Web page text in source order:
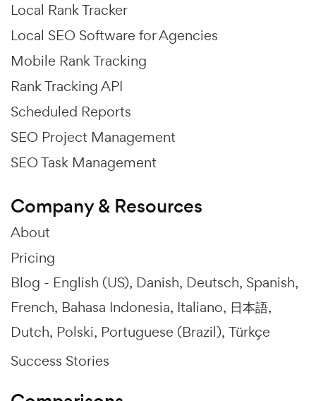
Local Rank Tracker
Local SEO Software for Agencies
Mobile Rank Tracking
Rank Tracking API
Scheduled Reports
SEO Project Management
SEO Task Management
Company & Resources
About
Pricing
Blog - English (US) Danish Deutsch Spanish
French Bahasa Indonesia Italiano 日本語
Dutch Polski Portuguese (Brazil) Türkçe
Success Stories